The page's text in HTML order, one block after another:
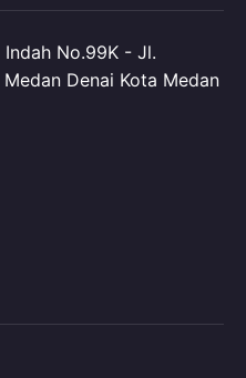
Indah No.99K - Jl.
Denai Kota Medan